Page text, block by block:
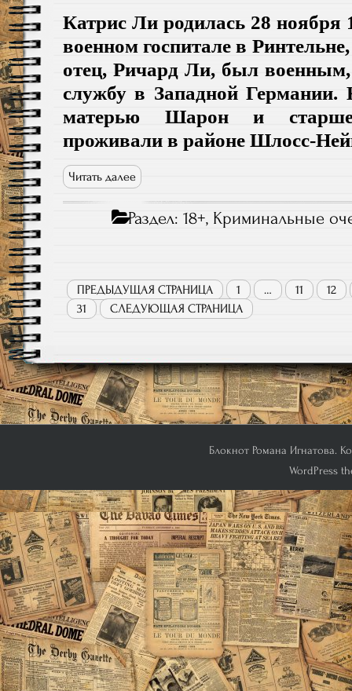
Катрис Ли родилась 28 ноября
военном госпитале в
отец, Ричард Ли, был
службу в Западной Германии.
матерью Шарон и
проживали в районе Шлосс-
Читать далее
Раздел:18+, Криминальные
ПРЕДЫДУЩАЯ СТРАНИЦА 1 … 11
12
31
СЛЕДУЮЩАЯ СТРАНИЦА
Блокнот Романа Игнатова.
WordPress